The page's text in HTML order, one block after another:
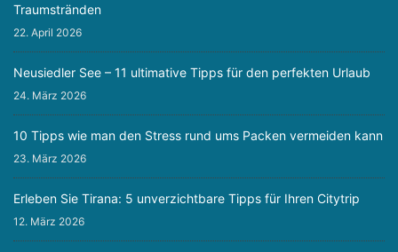
Traumstränden
22. April 2026
Neusiedler See – 11 ultimative Tipps für den perfekten Urlaub
24. März 2026
10 Tipps wie man den Stress rund ums Packen vermeiden kann
23. März 2026
Erleben Sie Tirana: 5 unverzichtbare Tipps für Ihren Citytrip
12. März 2026